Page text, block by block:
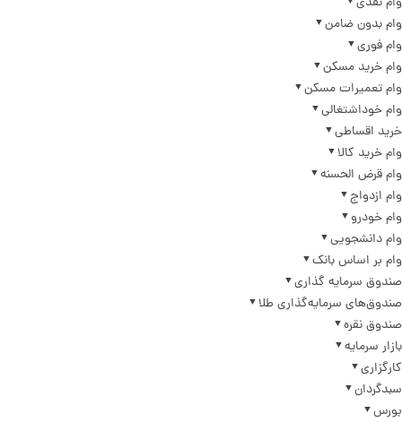
وام بدون ضامن
وام فوری
وام خرید مسکن
وام تعمیرات مسکن
وام خوداشتغالی
خرید اقساطی
وام خرید کالا
وام قرض الحسنه
وام ازدواج
وام خودرو
وام دانشجویی
وام بر اساس بانک
صندوق سرمایه گذاری
صندوق‌های سرمایه‌گذاری طلا
صندوق نقره
بازار سرمایه
کارگزاری
سبدگردان
بورس